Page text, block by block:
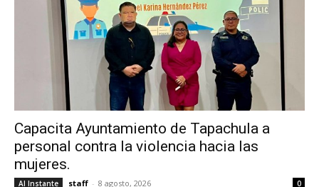
Capacita Ayuntamiento de Tapachula a
personal contra la violencia hacia las
mujeres.
Al Instante staff - 8 agosto, 2026 0